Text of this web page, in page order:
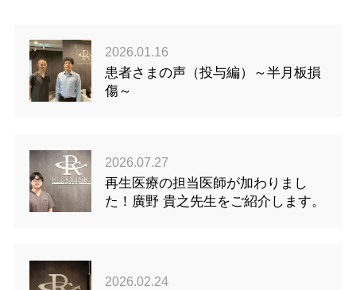
2026.01.16
患者さまの声（投与編）～半月板損
傷～
2026.07.27
再生医療の担当医師が加わりまし
た！廣野 貴之先生をご紹介します。
2026.02.24